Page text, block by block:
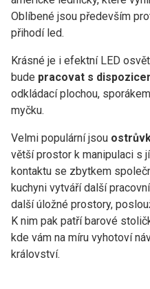
Oblíbené jsou především
přihodí led.
Krásné je i efektní LED
bude pracovat s
odkládací plochou,
myčku.
Velmi populární jsou
větší prostor k manipulaci s
kontaktu se zbytkem
kuchyni vytváří další
další úložné prostory,
K nim pak patří barové
kde vám na míru vyhotoví
království.